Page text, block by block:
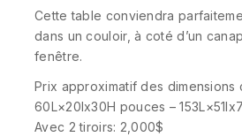
Cette table conviendra
dans un couloir, à coté d’un
fenêtre.
Prix approximatif des dimensions
60L×20lx30H pouces –
Avec 2 tiroirs: 2,000$